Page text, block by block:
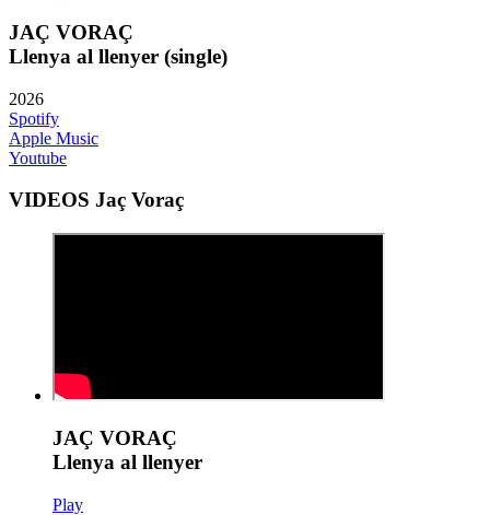
JAÇ VORAÇ
Llenya al llenyer (single)
2026
Spotify
Apple Music
Youtube
VIDEOS Jaç Voraç
JAÇ VORAÇ
Llenya al llenyer
Play